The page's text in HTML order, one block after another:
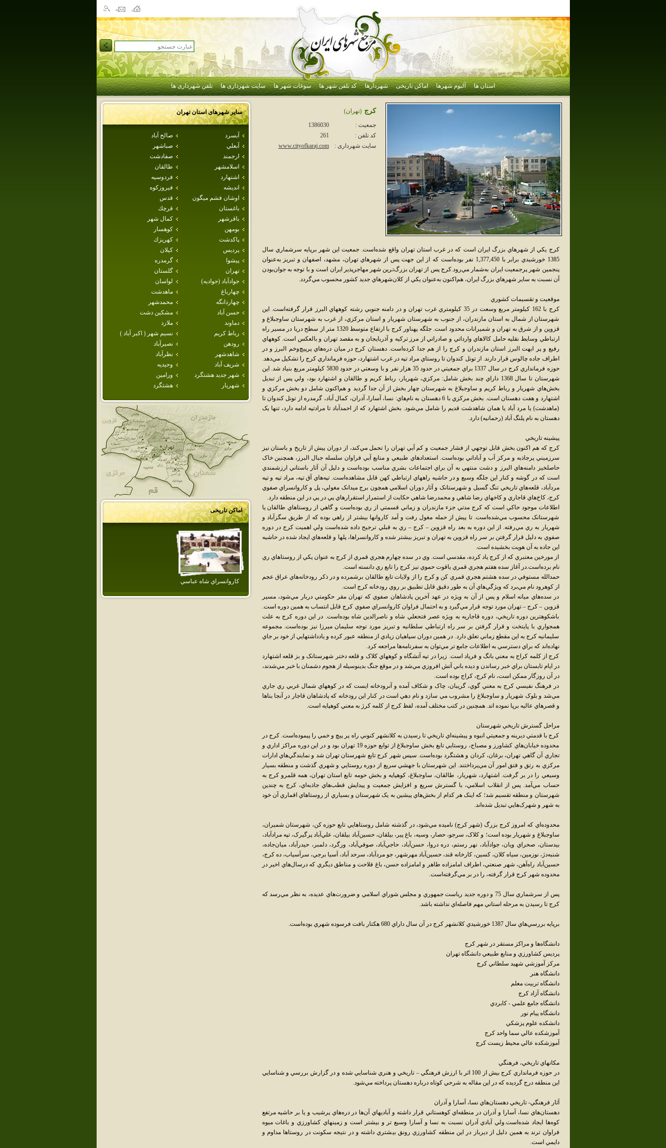
استان ها آلبوم شهرها اماکن تاریخی شهردارها کد تلفن شهر ها سوغات شهر ها سایت شهرداری ها تلفن شهرداری ها
سایر شهرهای استانتهران
آبسرد
صالح آباد
آبعلي
صباشهر
ارجمند
صفادشت
اسلامشهر
طالقان
اشتهارد
فردوسيه
انديشه
فيروزكوه
اوشان فشم ميگون
قدس
باغستان
قرچك
باقرشهر
كمال شهر
بومهن
كوهسار
پاكدشت
كهريزك
پرديس
كيلان
پيشوا
گرمدره
تهران
گلستان
جوادآباد (جواديه)
لواسان
چهارباغ
ماهدشت
چهاردانگه
محمدشهر
حسن آباد
مشكين دشت
دماوند
ملارد
رباط كريم
نسيم شهر ( اكبر آباد )
رودهن
نصيرآباد
شاهدشهر
نظرآباد
شريف آباد
وحيديه
شهر جديد هشتگرد
ورامين
شهريار
هشتگرد
اماکن تاریخی
كاروانسراي شاه عباسي
كرج (تهران)
جمعیت :
1386030
کد تلفن :
261
سایت شهرداری :
www.cityofkaraj.com
کرج يکي از شهرهاي بزرگ ايران است که در غرب استان تهران واقع شده‌است. جمعيت اين شهر برپايه سرشماري سال
1385 خورشيدي برابر با 1,377,450 نفر بوده‌است که از اين جهت پس از شهرهاي تهران، مشهد، اصفهان و تبريز به‌عنوان
پنجمين شهر پرجمعيت ايران به‌شمار مي‌رود.کرج پس از تهران بزرگ‌ترين شهر مهاجرپذير ايران است و با توجه به جوان‌بودن
آن نسبت به ساير شهرهاي بزرگ ايران، هم‌اکنون به‌عنوان يکي از کلان‌شهرهاي جديد کشور محسوب مي‌گردد.
موقعيت و تقسيمات کشوري
کرج با 162 کيلومتر مربع وسعت در 35 کيلومتري غرب تهران و در دامنه جنوبي رشته کوههاي البرز قرار گرفته‌است. اين
شهرستان از شمال به استان مازندران، از جنوب به شهرستان شهريار و استان مرکزي، از غرب به شهرستان ساوجبلاغ و
قزوين و از شرق به تهران و شميرانات محدود است. جلگه پهناور کرج با ارتفاع متوسط 1320 متر از سطح دريا در مسير راه
ارتباطي وسايط نقليه حامل کالاهاي وارداتي و صادراتي از مرز ترکيه و آذربايجان و به مقصد تهران و بالعکس است. کوههاي
رفيع و پر ابهت البرز استان مازندران و کرج را از هم جدا کرده‌است. دهستان کرج در ميان دره‌هاي پرپيچ‌وخم البرز و در
اطراف جاده چالوس قرار دارند. از تونل کندوان تا روستاي مراد تپه در غرب اشتهارد، حوزه فرمانداري کرج را تشکيل مي‌دهد.
حوزه فرمانداري کرج در سال 1337 براي جمعيتي در حدود 35 هزار نفر و با وسعتي در حدود 5830 کيلومتر مربع بنياد شد. اين
شهرستان تا سال 1368 داراي چند بخش شامل: مرکزي، شهريار، رباط کريم و طالقان و اشتهارد بود، ولي پس از تبديل
بخش‌هاي شهريار و رباط کريم و ساوجبلاغ به شهرستان چهار بخش از آن جدا گرديد و هم‌اکنون شامل دو بخش مرکزي و
اشتهارد و هفت دهستان است. بخش مرکزي با 6 دهستان به نام‌هاي: نسا، آسارا، آدران، کمال آباد، گرمدره از تونل کندوان تا
(ماهدشت) يا مرد آباد يا همان شاهدشت قديم را شامل مي‌شود. بخش اشتهارد که از احمدآباد تا مرادتپه ادامه دارد، تنها يک
دهستان به نام پلنگ آباد (رحمانيه) دارد.
پيشينه تاريخي
کرج که هم اکنون بخش قابل توجهي از فشار جمعيت و کم آبي تهران را تحمل مي‌کند، از دوران پيش از تاريخ و باستان نيز
سرزميني پرجاذبه و مرکز آب و آباداني بوده‌است. استعدادهاي طبيعي و منابع آبي فراوان سلسله جبال البرز، همچنين خاک
حاصلخيز دامنه‌هاي البرز و دشت منتهي به آن براي اجتماعات بشري مناسب بوده‌است و دليل آن آثار باستاني ارزشمندي
است که در گوشه و کنار اين جلگه وسيع و در حاشيه راههاي ارتباطي کهن قابل مشاهده‌است. تپه‌هاي آق تپه، مراد تپه و تپه
مردآباد، قلعه‌هاي تاريخي تنگ گسيل و شهرستانک و آثار دوران اسلامي همچون برج ميدانک مغولي، پل و کاروانسراي صفوي
کرج، کاخ‌هاي قاجاري و کاخهاي رضا شاهي و محمدرضا شاهي حکايت از استمرار استقرارهاي پي در پي در اين منطقه دارد.
اطلاعات موجود حاکي است که کرج مدتي جزء مازندران و زماني قسمتي از ري بوده‌است و گاهي از روستاهاي طالقان يا
شهرستانک محسوب مي‌شده‌است. تا پيش از حمله مغول رفت و آمد کاروانها بيشتر از راهي بوده که از طريق سگزآباد و
شهريار به ري مي‌رفته. از اين دوره به بعد راه قزوين – کرج – ري به قبلي ترجيح داده شده‌است ولي اهميت کرج در دوره
صفوي به دليل قرار گرفتن بر سر راه قزوين به تهران و تبريز بيشتر شده و کاروانسراها، پلها و قلعه‌هاي ايجاد شده در حاشيه
اين جاده به آن هويت بخشيده ‌است.
از مورخين معتبري که از کرج ياد کرده، مقدسي است. وي در سده چهارم هجري قمري از کرج به عنوان يکي از روستاهاي ري
نام برده‌است.در آغاز سده هفتم هجري قمري ياقوت حموي نيز کرج را تابع ري دانسته ‌است.
حمدالله مستوفي در سده هشتم هجري قمري کن و کرج را از ولايات تابع طالقان برشمرده و در ذکر رودخانه‌هاي عراق عجم
از کوهرود نام مي‌برد که ويژگي‌هاي آن به طور دقيق قابل تطبيق بر روي رودخانه کرج است.
در سده‌هاي ميانه اسلام و پس از آن به ويژه در عهد آخرين پادشاهان صفوي که تهران مقر حکومتي دربار مي‌شود، مسير
قزوين – کرج – تهران مورد توجه قرار مي‌گيرد و به احتمال فراوان کاروانسراي صفوي کرج قابل انتساب به همين دوره ‌است.
باشکوهترين دوره تاريخي، دوره قاجاريه به ويژه عصر فتحعلي شاه و ناصرالدين شاه بوده‌است. در اين دوره کرج به علت
همجواري با پايتخت و قرار گرفتن بر سر راه ارتباطي سلطانيه و تبريز مورد توجه سليمان ميرزا نيز بوده‌است. مجموعه
سليمانيه کرج به اين مقطع زماني تعلق دارد. در همين دوران سپاهيان زيادي از منطقه عبور کرده و يادداشتهايي از خود بر جاي
نهاده‌اند که براي دسترسي به اطلاعات جامع تر مي‌توان به سفرنامه‌ها مراجعه کرد.
کرج از کلمه کراج به معني بانگ و فرياد است. زيرا در تپه آتشگاه و کوههاي کلاک و قلعه دختر شهرستانک و بز قلعه اشتهارد
در ايام تابستان براي خبر رساندن و ديده باني آتش افروزي مي‌شد و در موقع جنگ بدينوسيله از هجوم دشمنان با خبر مي‌شدند،
در آن روزگار ممکن است، نام کرج، کراج بوده است.
در فرهنگ نفيسي کرج به معني گوي، گريبان، چاک و شکاف آمده و آنرودخانه ايست که در کوههاي شمال غربي ري جاري
مي‌شد و بلوک شهريار و ساوجبلاغ را مشروب مي سازد و نام دهي است در کنار اين رودخانه که پادشاهان قاجار در آنجا بناها
و قصرهاي عاليه برپا نموده اند. همچنين در کتب مختلف آمده، لفظ کرج از کلمه کرژ به معني کوهپايه است.
مراحل گسترش تاريخي شهرستان
کرج با قدمتي ديرينه و جمعيتي انبوه و پيشينه‌اي تاريخي تا رسيدن به کلانشهر کنوني راه پر پيچ و خمي را پيموده‌است. کرج در
محدوده خيابان‌هاي کشاورز و مصباح، روستايي تابع بخش ساوجبلاغ از توابع حوزه 19 تهران بود و در اين دوره مراکز اداري و
تجاري آن گاهي تهران، برغان، کردان و هشتگرد بوده‌است. سپس شهر کرج تابع شهرستان تهران شد و نمايندگي‌هاي ادارات
مرکزي به رتق و فتق امور آن مي‌پرداختند. اين شهرستان با جهشي سريع از دوره‌ روستايي و شهري گذشت و منطقه بسيار
وسيعي را در بر گرفت. اشتهارد، شهريار، طالقان، ساوجبلاغ، کوهپايه و بخش حومه‌ تابع استان تهران، همه قلمرو کرج به
حساب مي‌آمد. پس از انقلاب اسلامي، با گسترش سريع و افزايش جمعيت و پيدايش قطب‌هاي جاذبه‌اي، کرج به چندين
شهرستان و منطقه تقسيم شد؛ که اينک هر کدام از بخش‌هاي پيشين به يک شهرستان و بسياري از روستاهاي اقماري آن خود
به شهر و شهرک‌هايي تبديل شده‌اند.
محدوده‌اي که امروز کرج بزرگ (شهر کرج) ناميده مي‌شود، در گذشته شامل روستاهايي تابع حوزه‌ کن، شهرستان شميران،
ساوجبلاغ و شهريار بوده است؛ و کلاک، سرجو، حصار، وسيه، باغ پير، بيلقان، حسين‌آباد بيلقان، علي‌آباد پرگيرک، تپه‌ مرادآباد،
بيدستان، صحراي ويان، جوادآباد، نهر رستم، دره‌ دروا، حسن‌آباد، حاجي‌آباد، صوفي‌آباد، ورگرد، دلمبر، حيدرآباد، ميان‌جاده،
شنبه‌دژ، نوزمين، سياه کلان، کسين، کارخانه‌ قند، حسين‌آباد مهرشهر، جو مردآباد، سرحد آباد، آسيا برجي، سرآسياب، ده کرج،
حسين‌آباد راه‌آهن، شهر صنعتي، اطراف امامزاده طاهر و امامزاده حسن، باغ فلاحت و مناطق ديگري که درسال‌هاي اخير در
محدوده‌ شهر کرج قرار گرفته، را در بر مي‌گرفته‌است.
پس از سرشماري سال 75 و دوره جديد رياست جمهوري و مجلس شوراي اسلامي و ضرورت‌هاي عديده، به نظر مي‌رسد که
کرج تا رسيدن به مرحله‌ استاني مهم فاصله‌اي نداشته باشد.
برپايه بررسي‌هاي سال 1387 خورشيدي کلانشهر کرج در آن سال داراي 680 هکتار بافت فرسوده شهري بوده‌است.
دانشگاه‌ها و مراکز مستقر در شهر کرج
پرديس کشاورزي و منابع طبيعي دانشگاه تهران
مرکز آموزشي شهيد سلطاني کرج
دانشگاه هنر
دانشگاه تربيت معلم
دانشگاه آزاد کرج
دانشگاه جامع علمي - کابردي
دانشگاه پيام نور
دانشکده علوم پزشکي
آموزشکده عالي سما واحد کرج
آموزشکده عالي محيط زيست کرج
مکانهاي تاريخي، فرهنگي
در حوزه فرمانداري کرج بيش از 100 اثر با ارزش فرهنگي – تاريخي و هنري شناسايي شده و در گزارش بررسي و شناسايي
اين منطقه درج گرديده که در اين مقاله به شرحي کوتاه درباره دهستان پرداخته مي‌شود.
آثار فرهنگي- تاريخي دهستان‌هاي نسا، آسارا و آدران
دهستان‌هاي نسا، آسارا و آدران در منطقه‌اي کوهستاني قرار داشته و آباديهاي آن‌ها در دره‌هاي پرشيب و يا بر حاشيه مرتفع
کوه‌ها ايجاد شده‌است.ولي آبادي آدران نسبت به نسا و آسارا وسيع تر و بيشتر است و زمينهاي کشاورزي و باغات ميوه
فراوان ترند به همين دليل از ديرباز در اين منطقه کشاورزي رونق بيشتري داشته و در نتيجه سکونت در روستاها مداوم و
دايمي است.